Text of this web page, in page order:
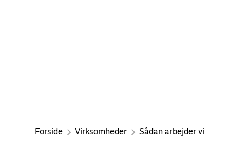
Forside Virksomheder Sådan arbejder vi